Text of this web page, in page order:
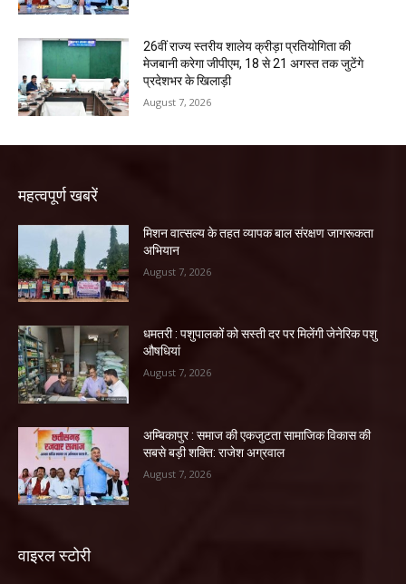
26वीं राज्य स्तरीय शालेय क्रीड़ा प्रतियोगिता की
मेजबानी करेगा जीपीएम, 18 से 21 अगस्त तक जुटेंगे
प्रदेशभर के खिलाड़ी
August 7, 2026
महत्वपूर्ण खबरें
मिशन वात्सल्य के तहत व्यापक बाल संरक्षण जागरूकता
अभियान
August 7, 2026
धमतरी : पशुपालकों को सस्ती दर पर मिलेंगी जेनेरिक पशु
औषधियां
August 7, 2026
अम्बिकापुर : समाज की एकजुटता सामाजिक विकास की
सबसे बड़ी शक्ति: राजेश अग्रवाल
August 7, 2026
वाइरल स्टोरी